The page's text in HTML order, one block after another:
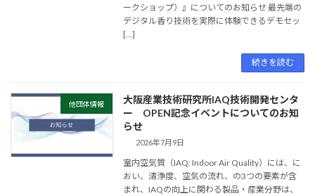
ークショップ）』についてのお知らせ 最先端の
デジタル香り技術を実際に体験できるデモセッ
[…]
続きを読む
他団体情報
大阪産業技術研究所IAQ技術開発センタ
ー OPEN記念イベントについてのお知
らせ
2026年7月9日
室内空気質（IAQ: Indoor Air Quality）には、に
おい、清浄度、空気の流れ、の3つの要素が含
まれ、IAQの向上に関わる製品・産業分野は、